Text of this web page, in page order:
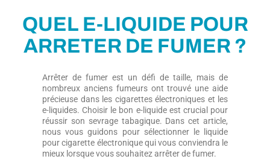
QUEL E-LIQUIDE POUR
ARRETER DE FUMER ?
Arrêter de fumer est un défi de taille, mais de
nombreux anciens fumeurs ont trouvé une aide
précieuse dans les cigarettes électroniques et les
e-liquides. Choisir le bon e-liquide est crucial pour
réussir son sevrage tabagique. Dans cet article,
nous vous guidons pour sélectionner le liquide
pour cigarette électronique qui vous conviendra le
mieux lorsque vous souhaitez arrêter de fumer.